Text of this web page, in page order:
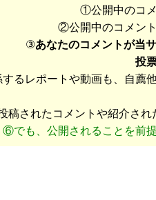
①公開中のコメ
②公開中のコメント
③あなたのコメントが当
投
るレポートや動画も、自薦
稿されたコメントや紹介され
⑥でも、公開されることを前